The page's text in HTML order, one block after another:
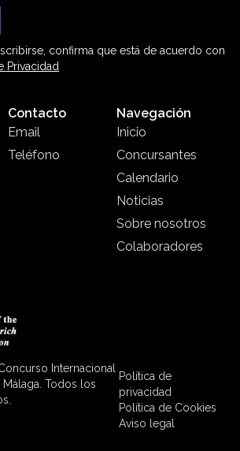
confirma que está de acuerdo con
Privacidad
Contacto
Email
Teléfono
Navegación
Inicio
Concursantes
Calendario
Noticias
Sobre nosotros
Colaboradores
Internacional
Todos los
Política de
privacidad
Política de Cookies
Aviso legal